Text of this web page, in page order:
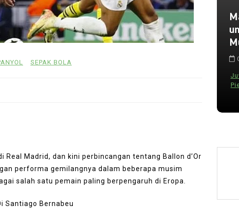
SEPAK BOLA
Madrid, dan kini perbincangan tentang Ballon d’Or
performa gemilangnya dalam beberapa musim
salah satu pemain paling berpengaruh di Eropa.
Ancelotti Siap Korbankan
Bintang Chelsea Demi Neymar di
Piala Dunia
05/16/2026